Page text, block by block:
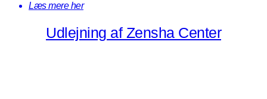
Læs mere her
Udlejning af Zensha Center